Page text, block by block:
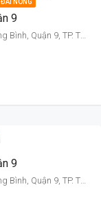
NÓNG
9
Masteri Centre Point, Vinhomes Grand Park, P. Long Bình, Quận 9, TP. Thủ Đức, TP. HCM
9